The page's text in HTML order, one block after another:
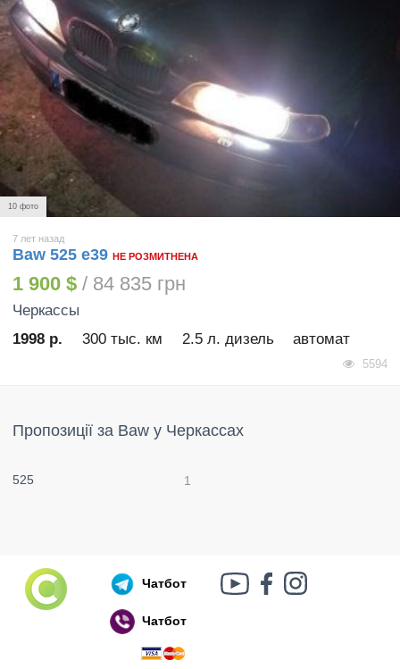
Російський воєнний корабель, іди нах..й!
10 фото
7 лет назад
Baw 525 e39 НЕ РОЗМИТНЕНА
1 900 $ / 84 835 грн
Черкассы
1998 р.
300 тыс. км 2.5 л. дизель автомат
5594
Пропозиції за Baw у Черкассах
525 1
Чатбот
Чатбот